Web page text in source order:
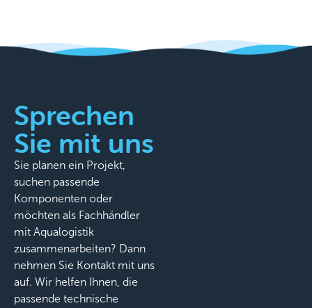
Sprechen
Sie mit uns
Sie planen ein Projekt,
suchen passende
Komponenten oder
möchten als Fachhändler
mit Aqualogistik
zusammenarbeiten? Dann
nehmen Sie Kontakt mit uns
auf. Wir helfen Ihnen, die
passende technische